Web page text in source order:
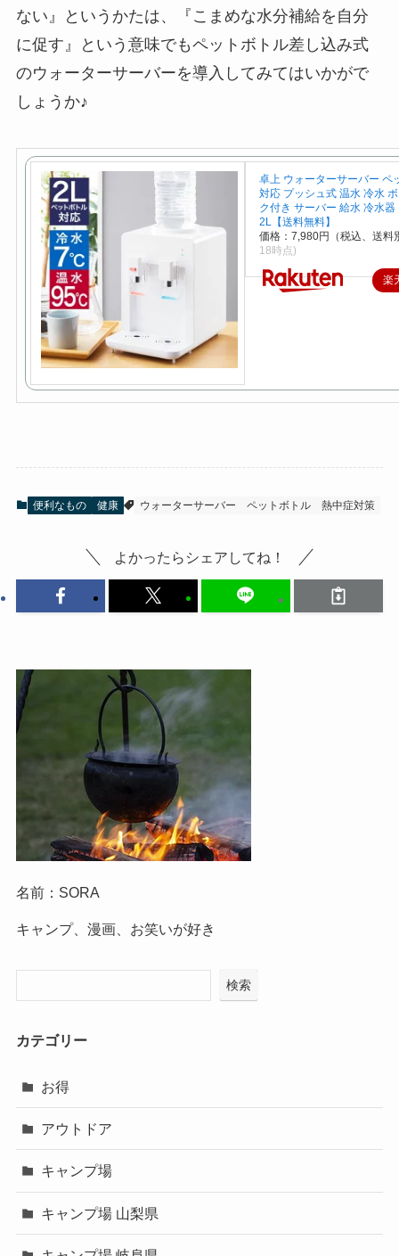
ない』というかたは、『こまめな水分補給を自分
に促す』という意味でもペットボトル差し込み式
のウォーターサーバーを導入してみてはいかがで
しょうか♪
卓上 ウォーターサーバー ペ
対応 プッシュ式 温水 冷水
ク付き サーバー 給水 冷水器
2L【送料無料】
価格：7,980円（税込、送料
18時点)
楽
便利なもの 健康 ウォーターサーバー ペットボトル 熱中症対策
よかったらシェアしてね！
名前：SORA
キャンプ、漫画、お笑いが好き
検索
カテゴリー
お得
アウトドア
キャンプ場
キャンプ場 山梨県